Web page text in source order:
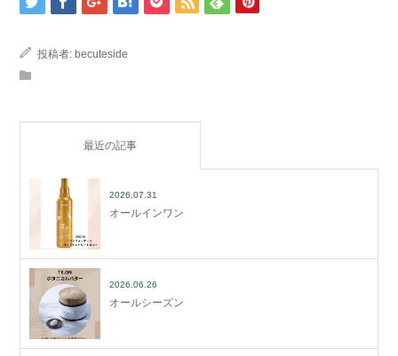
投稿者: becuteside
最近の記事
2026.07.31
オールインワン
2026.06.26
オールシーズン